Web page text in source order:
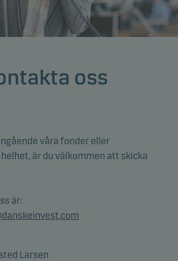
oss
våra fonder eller
är du välkommen att skicka
är:
Larsen